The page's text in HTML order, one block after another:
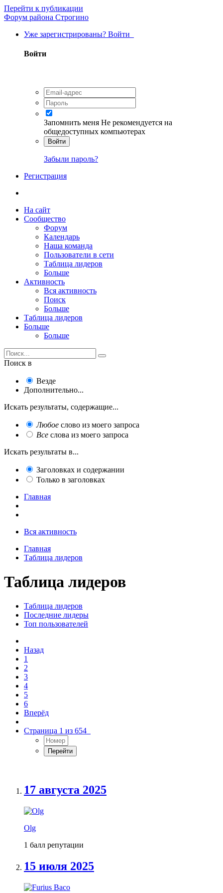
Перейти к публикации
Форум района Строгино
Уже зарегистрированы? Войти
Войти
Запомнить меня Не рекомендуется на
общедоступных компьютерах
Войти
Забыли пароль?
Регистрация
На сайт
Сообщество
Форум
Календарь
Наша команда
Пользователи в сети
Таблица лидеров
Больше
Активность
Вся активность
Поиск
Больше
Таблица лидеров
Больше
Больше
Поиск в
Везде
Дополнительно...
Искать результаты, содержащие...
Любое слово из моего запроса
Все слова из моего запроса
Искать результаты в...
Заголовках и содержании
Только в заголовках
Главная
Вся активность
Главная
Таблица лидеров
Таблица лидеров
Таблица лидеров
Последние лидеры
Топ пользователей
Назад
1
2
3
4
5
6
Вперёд
Страница 1 из 654
17 августа 2025
Olg
1 балл репутации
15 июля 2025